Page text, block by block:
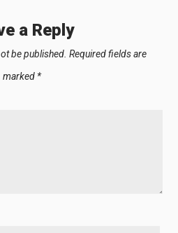
a Reply
be published. Required fields are
marked *